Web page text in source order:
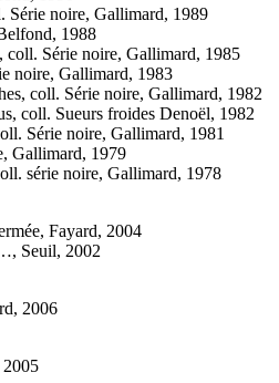
noire, Gallimard, 1989
1988
Série noire, Gallimard, 1985
noire, Gallimard, 1983
coll. Série noire, Gallimard, 1982
coll. Sueurs froides Denoël, 1982
Série noire, Gallimard, 1981
Gallimard, 1979
série noire, Gallimard, 1978
Fayard, 2004
Seuil, 2002
2006